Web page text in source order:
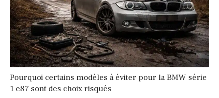
Pourquoi certains modèles à éviter pour la BMW série
1 e87 sont des choix risqués